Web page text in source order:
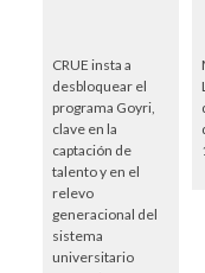
CRUE insta a
desbloquear el
programa Goyri,
clave en la
captación de
talento y en el
relevo
generacional del
sistema
universitario